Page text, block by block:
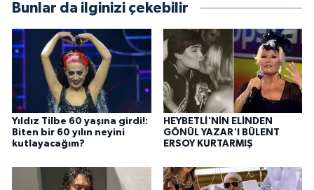
Bunlar da ilginizi çekebilir
Yıldız Tilbe 60 yaşına girdi!:
Biten bir 60 yılın neyini
kutlayacağım?
HEYBETLİ'NİN ELİNDEN
GÖNÜL YAZAR'I BÜLENT
ERSOY KURTARMIŞ